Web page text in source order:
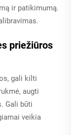
ir patikimumą.
priežiūros
gali kilti
augti
Gali būti
veikia